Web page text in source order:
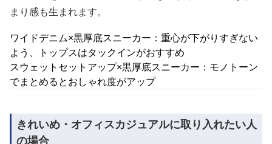
まり感も生まれます。
ワイドデニム×黒厚底スニーカー：重心が下がりすぎない
よう、トップスはタックインがおすすめ
スウェットセットアップ×黒厚底スニーカー：モノトーン
でまとめるとおしゃれ度がアップ
きれいめ・オフィスカジュアルに取り入れたい人
の場合